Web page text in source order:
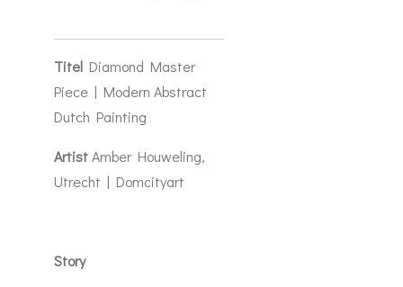
Titel Diamond Master
Piece | Modern Abstract
Dutch Painting
ArtistAmber Houweling,
Utrecht | Domcityart
Story